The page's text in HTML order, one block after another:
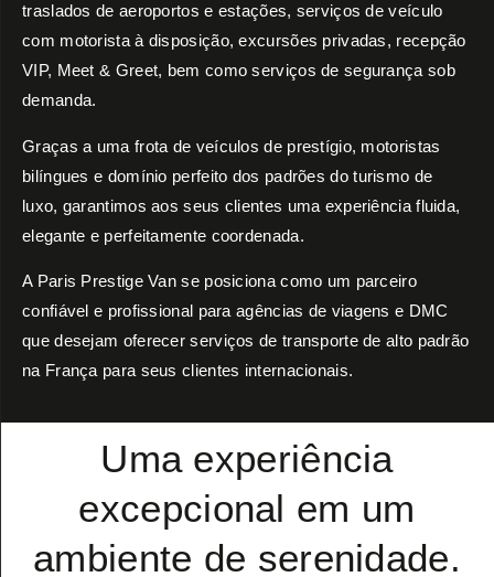
traslados de aeroportos e estações, serviços de veículo
com motorista à disposição, excursões privadas, recepção
VIP, Meet & Greet, bem como serviços de segurança sob
demanda.
Graças a uma frota de veículos de prestígio, motoristas
bilíngues e domínio perfeito dos padrões do turismo de
luxo, garantimos aos seus clientes uma experiência fluida,
elegante e perfeitamente coordenada.
A Paris Prestige Van se posiciona como um parceiro
confiável e profissional para agências de viagens e DMC
que desejam oferecer serviços de transporte de alto padrão
na França para seus clientes internacionais.
Uma experiência
excepcional em um
ambiente de serenidade.